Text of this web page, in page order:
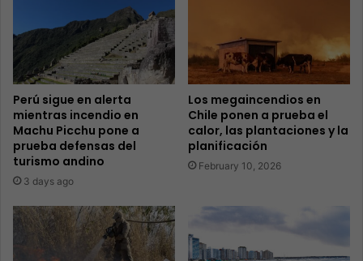
Perú sigue en alerta
mientras incendio en
Machu Picchu pone a
prueba defensas del
turismo andino
3 days ago
Los megaincendios en
Chile ponen a prueba el
calor, las plantaciones y la
planificación
February 10, 2026